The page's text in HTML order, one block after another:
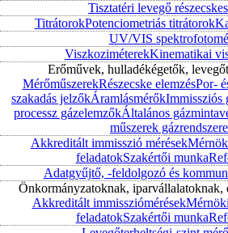
Tisztatéri levegő
TitrátorokPotenciometriás titrátorok
UV/VIS
ViszkoziméterekKinematikai
Erőművek, hulladékégetők,
MérőműszerekRészecske elemzésPor-
szakadás jelzőkÁramlásmérőkImmissziós
processz gázelemzőkÁltalános
műszerek
Akkreditált immisszió mérések
feladatokSzakértői munka
Adatgyűjtő, -feldolgozó és
Önkormányzatoknak, iparvállalatoknak,
Akkreditált immissziómérések
feladatokSzakértői munka